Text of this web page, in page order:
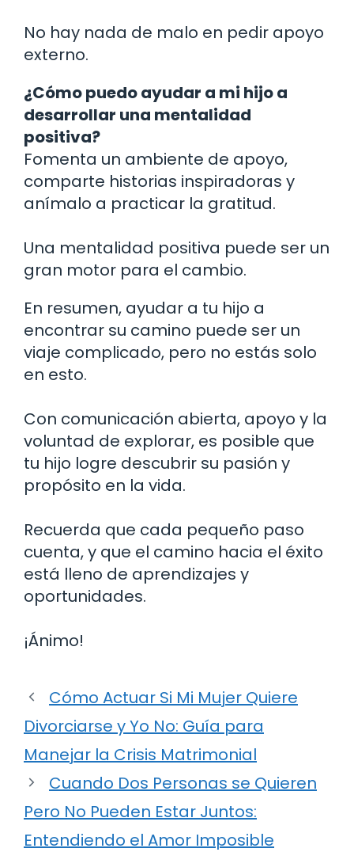
No hay nada de malo en pedir apoyo
externo.
¿Cómo puedo ayudar a mi hijo a
desarrollar una mentalidad
positiva?
Fomenta un ambiente de apoyo,
comparte historias inspiradoras y
anímalo a practicar la gratitud.
Una mentalidad positiva puede ser un
gran motor para el cambio.
En resumen, ayudar a tu hijo a
encontrar su camino puede ser un
viaje complicado, pero no estás solo
en esto.
Con comunicación abierta, apoyo y la
voluntad de explorar, es posible que
tu hijo logre descubrir su pasión y
propósito en la vida.
Recuerda que cada pequeño paso
cuenta, y que el camino hacia el éxito
está lleno de aprendizajes y
oportunidades.
¡Ánimo!
Cómo Actuar Si Mi Mujer Quiere
Divorciarse y Yo No: Guía para
Manejar la Crisis Matrimonial
Cuando Dos Personas se Quieren
Pero No Pueden Estar Juntos:
Entendiendo el Amor Imposible